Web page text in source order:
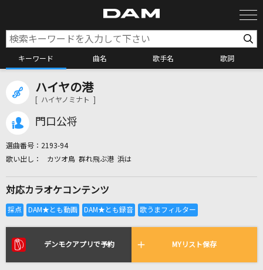
キーワード 曲名 歌手名 歌詞
全国りれき
リアルタイムで歌われている曲の一覧
ハイヤの港
[ ハイヤノミナト ]
門口公将
選曲番号： 2193-94
カツオ鳥 群れ飛ぶ港 浜は
対応カラオケコンテンツ
デンモクアプリで予約 MYリスト保存